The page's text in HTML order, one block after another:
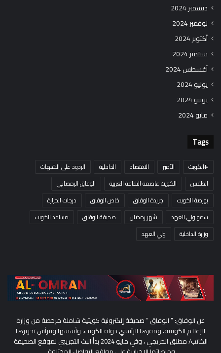
ديسمبر 2024
نوفمبر 2024
أكتوبر 2024
سبتمبر 2024
أغسطس 2024
يوليو 2024
يونيو 2024
مايو 2024
Tags
#الكويت الأمير الاقتصاد الداخلية
الردود على الشبهات
الطقس
الكويت عاصمة الثقافة العربية
الوفاق الرمضاني
بورصة الكويت
جريدة الوفاق خاص الوفاق
درجات الحرارة
سمو ولي العهد
شهر رمضان صحيفة الوفاق
مساجد الكويت
وزارة الداخلية
ولي العهد
عن الوفاق: ” الوفاق ” صحيفة إلكترونية كويتية شاملة مرخصة من وزارة
الإعلام الكويتية، ومقرها الرئيسي دولة الكويت، وأسسها ويترأس تحريرها
الكاتب/ مطلق الحريجي ، وفي مايو 2024 بدأ البث التجريبي لموقع الصحيفة